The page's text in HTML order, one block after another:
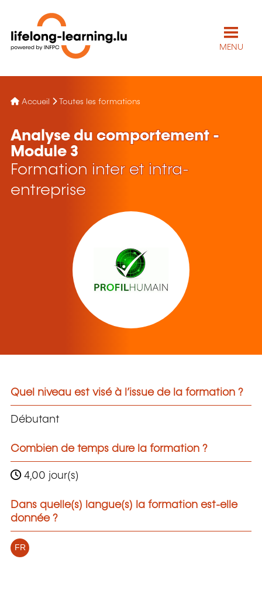
MENU
Accueil Toutes les formations
Analyse du comportement -
Module 3
Formation inter et intra-
entreprise
Quel niveau est visé à l’issue de la formation ?
Débutant
Combien de temps dure la formation ?
4,00 jour(s)
Dans quelle(s) langue(s) la formation est-elle
donnée ?
FR